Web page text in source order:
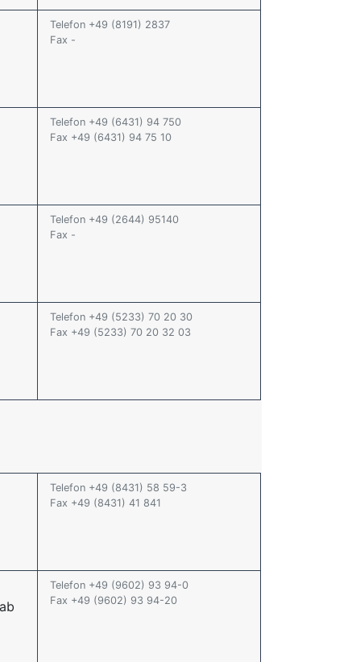
Telefon +49 (8191) 2837
Fax -
Telefon +49 (6431) 94 750
Fax +49 (6431) 94 75 10
Telefon +49 (2644) 95140
Fax -
Telefon +49 (5233) 70 20 30
Fax +49 (5233) 70 20 32 03
Telefon +49 (8431) 58 59-3
Fax +49 (8431) 41 841
Telefon +49 (9602) 93 94-0
Fax +49 (9602) 93 94-20